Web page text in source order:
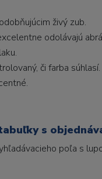
živý zub.
odolávajú
či farba súhlasí.
s
poľa s